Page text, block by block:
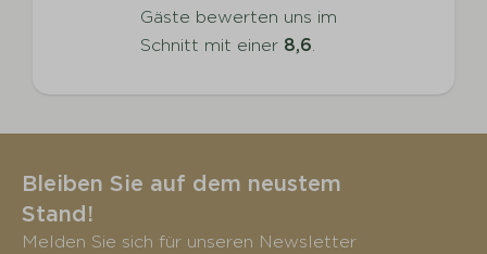
Gäste bewerten uns im
Schnitt mit einer 8,6.
Bleiben Sie auf dem neustem
Stand!
Melden Sie sich für unseren Newsletter